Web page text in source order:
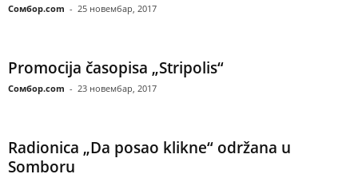
Сомбор.com - 25 новембар, 2017
Promocija časopisa „Stripolis“
Сомбор.com - 23 новембар, 2017
Radionica „Da posao klikne“ održana u
Somboru